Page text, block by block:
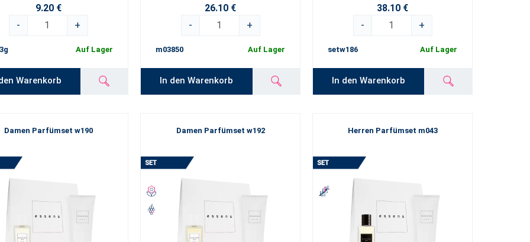
9.20 €
-
+
Auf Lager
Warenkorb
26.10 €
-
+
m03850 Auf Lager
In den Warenkorb
38.10 €
-
+
setw186 Auf Lager
In den Warenkorb
Damen Parfümset w190 Damen Parfümset w192 Herren Parfümset m043